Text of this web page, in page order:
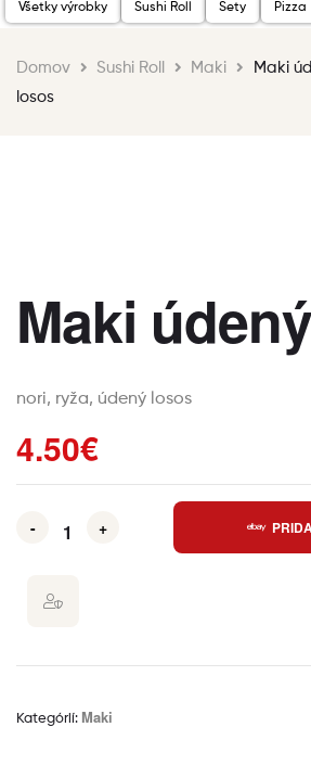
Všetky výrobky Sushi Roll Sety Pizza
Domov Sushi Roll Maki
Maki
losos
Maki
nori, ryža, údený losos
4.50€
- +
Kategórií: Maki